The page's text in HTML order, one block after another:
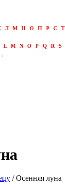
Л М Н О П Р С Т
L M N O P Q R S
.
/ Осенняя луна